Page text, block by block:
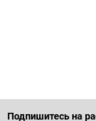
Подпишитесь на